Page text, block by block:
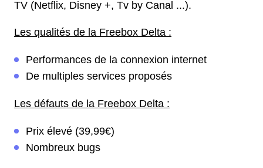
TV (Netflix, Disney +, Tv by Canal ...).
Les qualités de la Freebox Delta :
Performances de la connexion internet
De multiples services proposés
Les défauts de la Freebox Delta :
Prix élevé (39,99€)
Nombreux bugs